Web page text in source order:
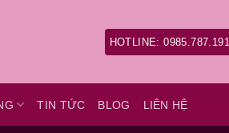
HOTLINE: 0985.787.191
TIN TỨC BLOG LIÊN HỆ